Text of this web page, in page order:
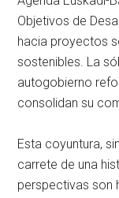
Objetivos de
hacia proyectos
sostenibles. La
autogobierno
consolidan su
Esta coyuntura,
carrete de una
perspectivas son